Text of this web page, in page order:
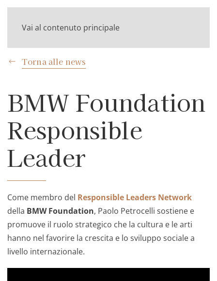
Vai al contenuto principale
Torna alle news
BMW Foundation
Responsible
Leader
Come membro del Responsible Leaders Network
della BMW Foundation, Paolo Petrocelli sostiene e
promuove il ruolo strategico che la cultura e le arti
hanno nel favorire la crescita e lo sviluppo sociale a
livello internazionale.